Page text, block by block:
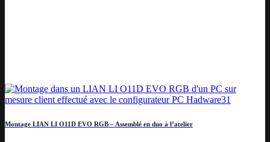
Montage LIAN LI O11D EVO RGB – Assemblé en duo à l’atelier